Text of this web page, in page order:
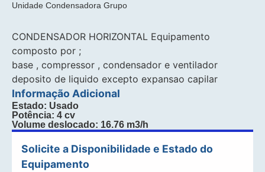
Unidade Condensadora Grupo
CONDENSADOR HORIZONTAL Equipamento
composto por ;
base , compressor , condensador e ventilador
deposito de liquido excepto expansao capilar
Informação Adicional
Estado: Usado
Potência: 4 cv
Volume deslocado: 16.76 m3/h
Solicite a Disponibilidade e Estado do
Equipamento